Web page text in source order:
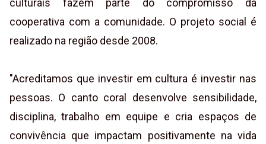
culturais fazem parte do compromisso da
cooperativa com a comunidade. O projeto social é
realizado na região desde 2008.
"Acreditamos que investir em cultura é investir nas
pessoas. O canto coral desenvolve sensibilidade,
disciplina, trabalho em equipe e cria espaços de
convivência que impactam positivamente na vida